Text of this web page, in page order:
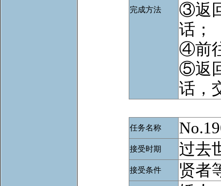
完成方法
③返
话；
④前
⑤返
话，
任务名称
接受时期 过去
接受条件
贤者